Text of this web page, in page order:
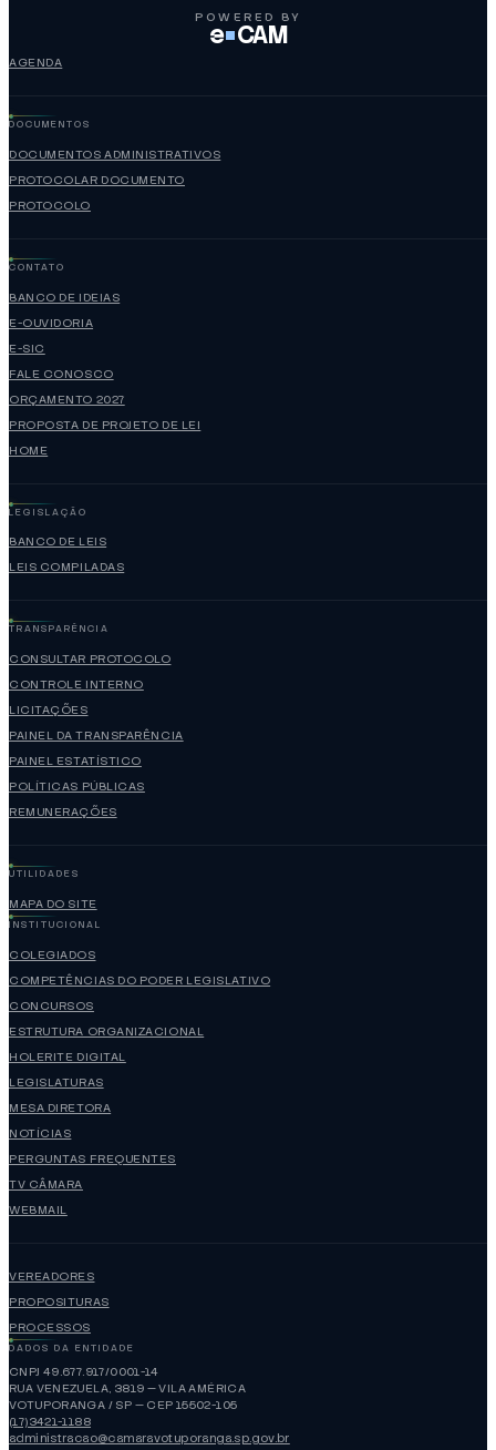
POWERED BY
e CAM
AGENDA
DOCUMENTOS
DOCUMENTOS ADMINISTRATIVOS
PROTOCOLAR DOCUMENTO
PROTOCOLO
CONTATO
BANCO DE IDEIAS
E-OUVIDORIA
E-SIC
FALE CONOSCO
ORÇAMENTO 2027
PROPOSTA DE PROJETO DE LEI
HOME
LEGISLAÇÃO
BANCO DE LEIS
LEIS COMPILADAS
TRANSPARÊNCIA
CONSULTAR PROTOCOLO
CONTROLE INTERNO
LICITAÇÕES
PAINEL DA TRANSPARÊNCIA
PAINEL ESTATÍSTICO
POLÍTICAS PÚBLICAS
REMUNERAÇÕES
UTILIDADES
MAPA DO SITE
INSTITUCIONAL
COLEGIADOS
COMPETÊNCIAS DO PODER LEGISLATIVO
CONCURSOS
ESTRUTURA ORGANIZACIONAL
HOLERITE DIGITAL
LEGISLATURAS
MESA DIRETORA
NOTÍCIAS
PERGUNTAS FREQUENTES
TV CÂMARA
WEBMAIL
VEREADORES
PROPOSITURAS
PROCESSOS
DADOS DA ENTIDADE
CNPJ 49.677.917/0001-14
RUA VENEZUELA, 3819 — VILA AMÉRICA
VOTUPORANGA / SP — CEP 15502-105
(17)3421-1188
administracao@camaravotuporanga.sp.gov.br